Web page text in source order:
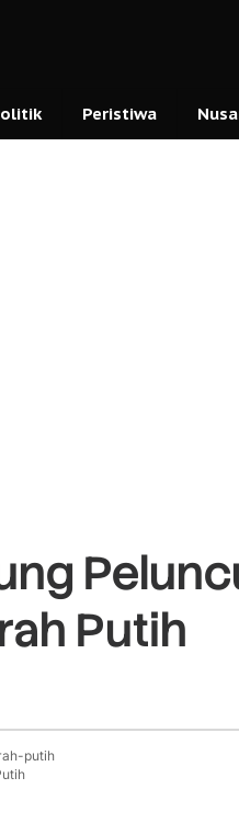
Peristiwa
Putih